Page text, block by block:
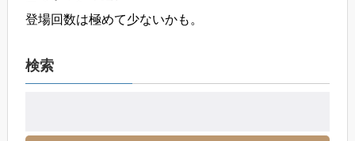
登場回数は極めて少ないかも。
検索